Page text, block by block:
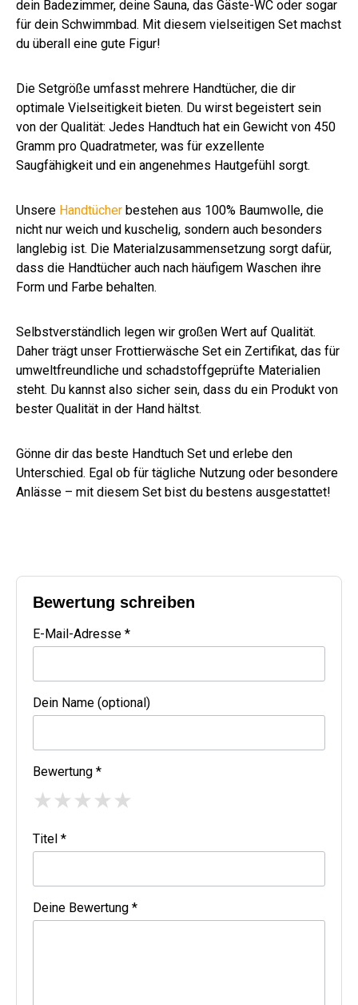
dein Badezimmer, deine Sauna, das Gäste-WC oder sogar
für dein Schwimmbad. Mit diesem vielseitigen Set machst
du überall eine gute Figur!
Die Setgröße umfasst mehrere Handtücher, die dir
optimale Vielseitigkeit bieten. Du wirst begeistert sein
von der Qualität: Jedes Handtuch hat ein Gewicht von 450
Gramm pro Quadratmeter, was für exzellente
Saugfähigkeit und ein angenehmes Hautgefühl sorgt.
Unsere Handtücher bestehen aus 100% Baumwolle, die
nicht nur weich und kuschelig, sondern auch besonders
langlebig ist. Die Materialzusammensetzung sorgt dafür,
dass die Handtücher auch nach häufigem Waschen ihre
Form und Farbe behalten.
Selbstverständlich legen wir großen Wert auf Qualität.
Daher trägt unser Frottierwäsche Set ein Zertifikat, das für
umweltfreundliche und schadstoffgeprüfte Materialien
steht. Du kannst also sicher sein, dass du ein Produkt von
bester Qualität in der Hand hältst.
Gönne dir das beste Handtuch Set und erlebe den
Unterschied. Egal ob für tägliche Nutzung oder besondere
Anlässe – mit diesem Set bist du bestens ausgestattet!
Bewertung schreiben
E-Mail-Adresse *
Dein Name (optional)
Bewertung *
★★★★★
Titel *
Deine Bewertung *